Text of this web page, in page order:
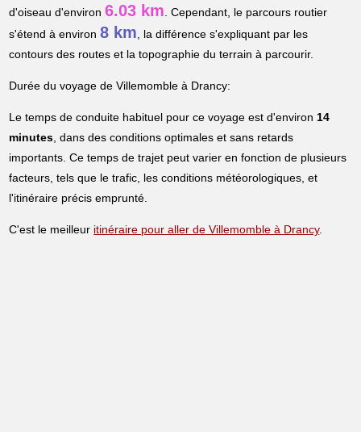
d'oiseau d'environ6.03 km. Cependant, le parcours routier
s'étend à environ8 km, la différence s'expliquant par les
contours des routes et la topographie du terrain à parcourir.
Durée du voyage de Villemomble à Drancy:
Le temps de conduite habituel pour ce voyage est d'environ14
minutes, dans des conditions optimales et sans retards
importants. Ce temps de trajet peut varier en fonction de plusieurs
facteurs, tels que le trafic, les conditions météorologiques, et
l'itinéraire précis emprunté.
C'est le meilleur itinéraire pour aller de Villemomble à Drancy.